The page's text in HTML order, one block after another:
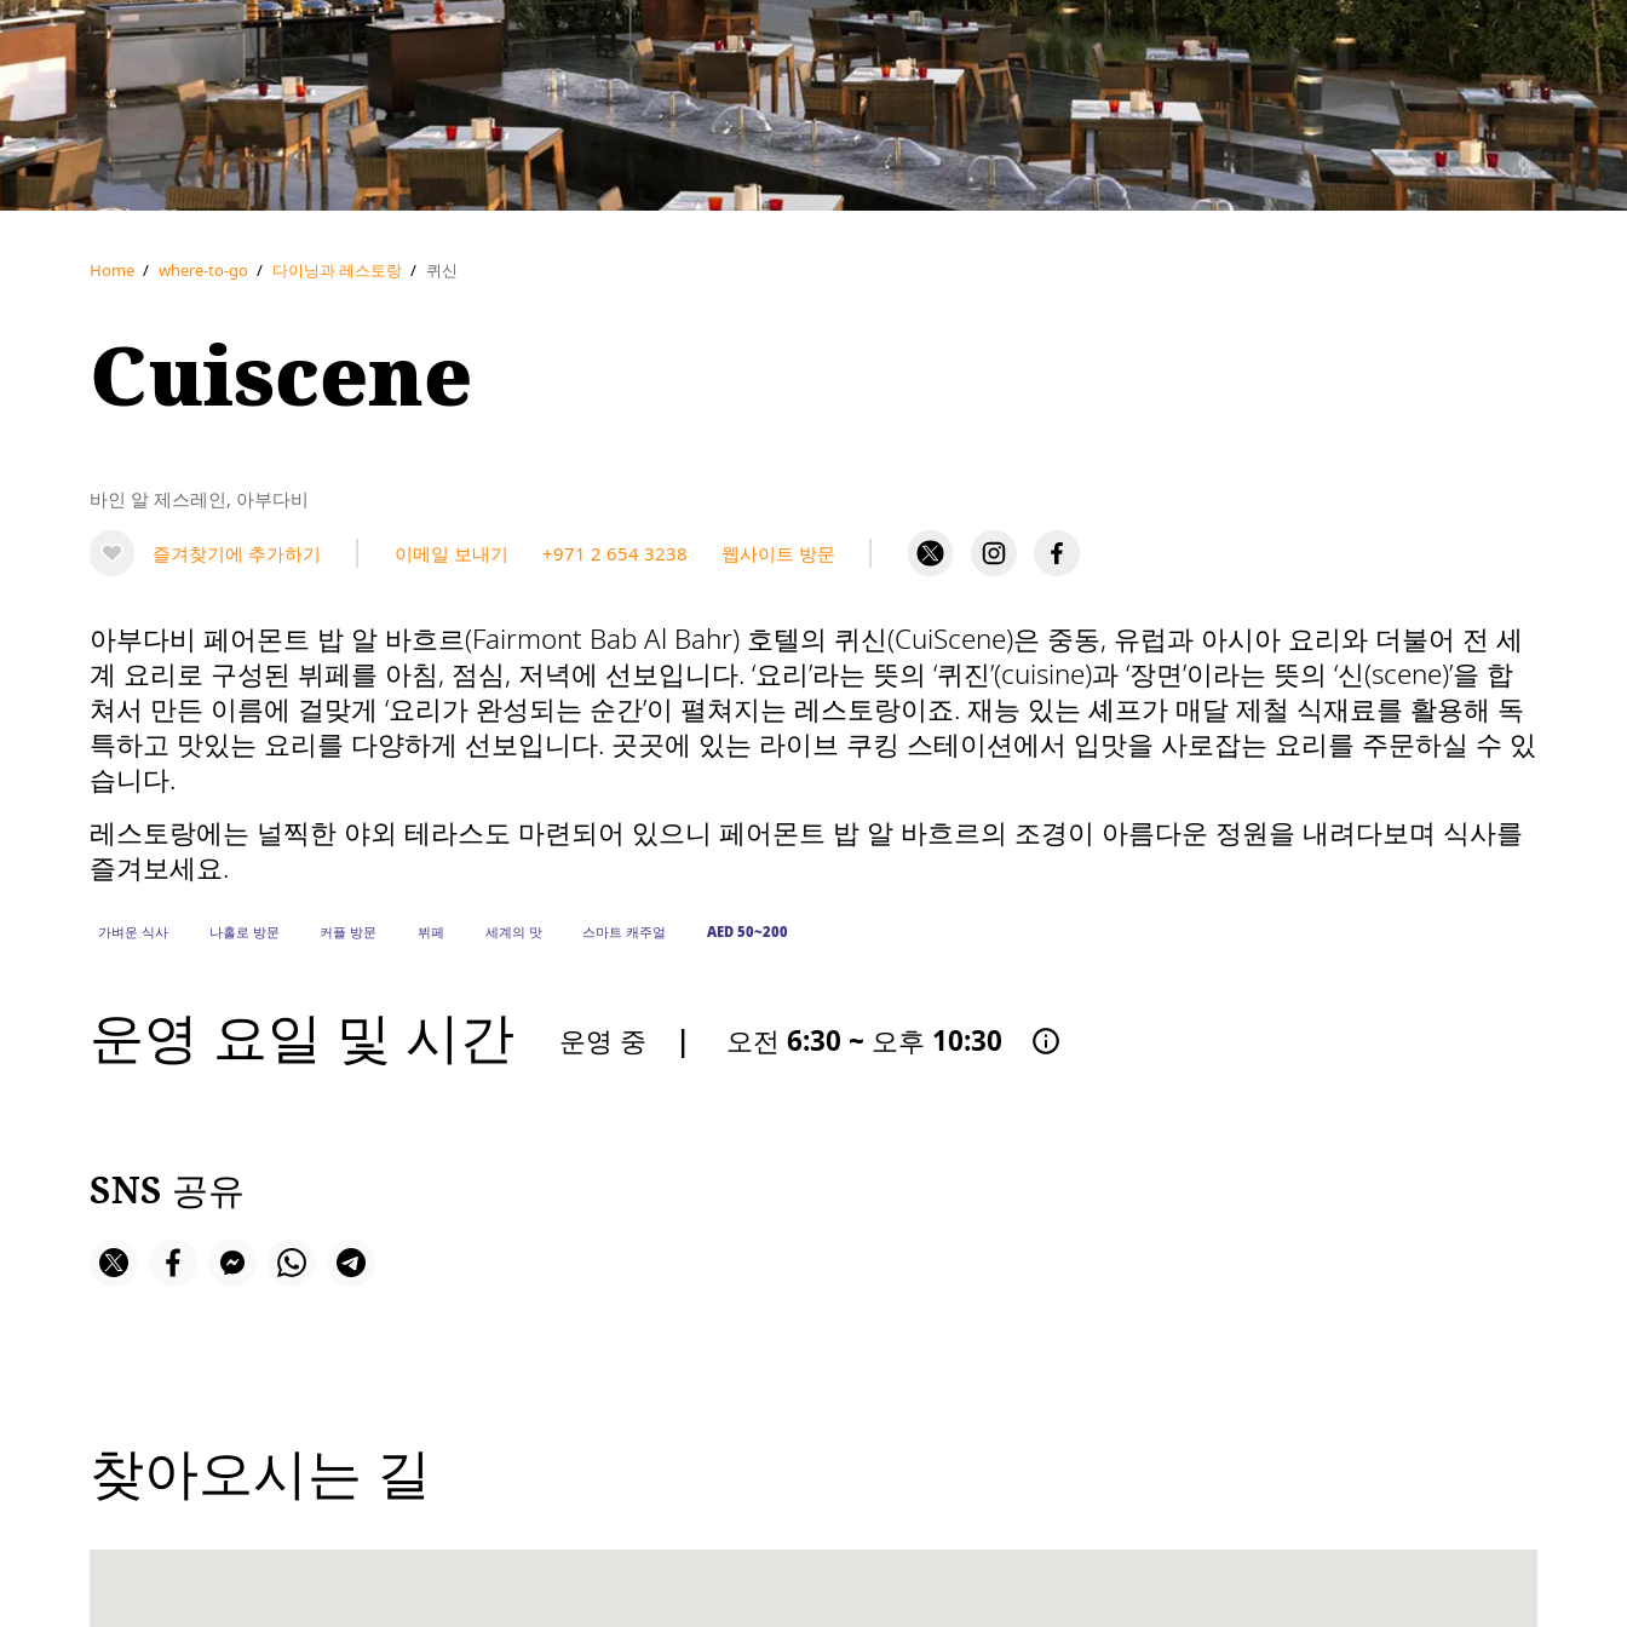
Home / where-to-go / 다이닝과 레스토랑 / 퀴신
Cuiscene
바인 알 제스레인, 아부다비
즐겨찾기에 추가하기 이메일 보내기 +971 2 654 3238 웹사이트 방문
아부다비 페어몬트 밥 알 바흐르(Fairmont Bab Al Bahr) 호텔의 퀴신(CuiScene)은 중동, 유럽과 아시아 요리와 더불어 전 세
계 요리로 구성된 뷔페를 아침, 점심, 저녁에 선보입니다. ‘요리’라는 뜻의 ‘퀴진’(cuisine)과 ‘장면’이라는 뜻의 ‘신(scene)’을 합
쳐서 만든 이름에 걸맞게 ‘요리가 완성되는 순간’이 펼쳐지는 레스토랑이죠. 재능 있는 셰프가 매달 제철 식재료를 활용해 독
특하고 맛있는 요리를 다양하게 선보입니다. 곳곳에 있는 라이브 쿠킹 스테이션에서 입맛을 사로잡는 요리를 주문하실 수 있
습니다.
레스토랑에는 널찍한 야외 테라스도 마련되어 있으니 페어몬트 밥 알 바흐르의 조경이 아름다운 정원을 내려다보며 식사를
즐겨보세요.
가벼운 식사 나홀로 방문 커플 방문 뷔페 세계의 맛 스마트 캐주얼 AED 50~200
운영 요일 및 시간 운영 중 | 오전 6:30 ~ 오후 10:30
SNS 공유
찾아오시는 길